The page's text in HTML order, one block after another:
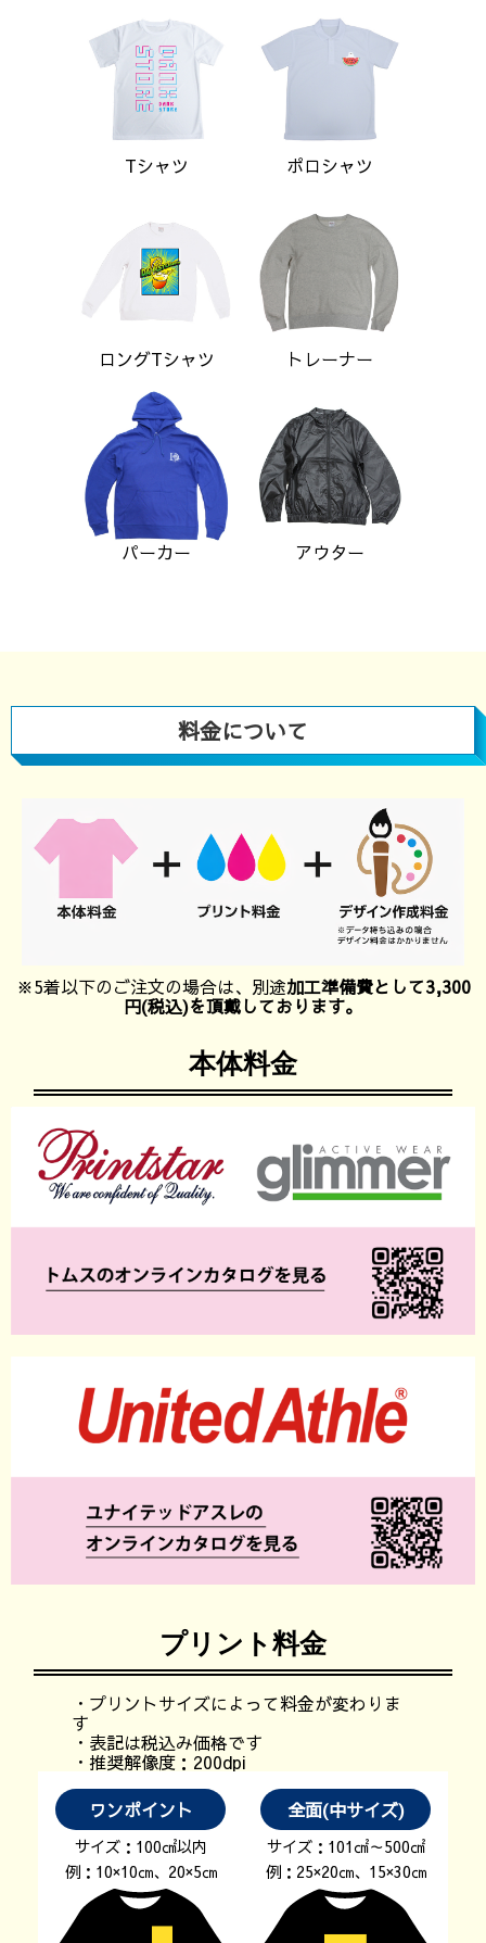
Tシャツ ポロシャツ
ロングTシャツ トレーナー
パーカー アウター
料金について
※5着以下のご注文の場合は、別途加工準備費として3,300
円(税込)を頂戴しております。
本体料金
プリント料金
・プリントサイズによって料金が変わりま
す
・表記は税込み価格です
・推奨解像度：200dpi
ワンポイント
サイズ：100㎠以内
例：10×10㎝、20×5㎝
全面(中サイズ)
サイズ：101㎠～500㎠
例：25×20㎝、15×30㎝